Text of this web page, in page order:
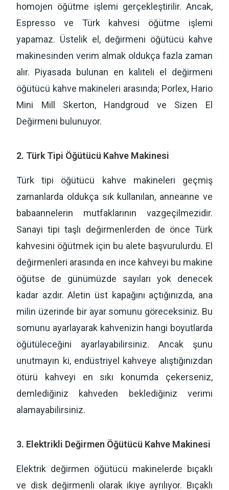
homojen öğütme işlemi gerçekleştirilir. Ancak,
Espresso ve Türk kahvesi öğütme işlemi
yapamaz. Üstelik el, değirmeni öğütücü kahve
makinesinden verim almak oldukça fazla zaman
alır. Piyasada bulunan en kaliteli el değirmeni
öğütücü kahve makineleri arasında; Porlex, Hario
Mini Mill Skerton, Handgroud ve Sizen El
Değirmeni bulunuyor.
2. Türk Tipi Öğütücü Kahve Makinesi
Türk tipi öğütücü kahve makineleri geçmiş
zamanlarda oldukça sık kullanılan, anneanne ve
babaannelerin mutfaklarının vazgeçilmezidir.
Sanayi tipi taşlı değirmenlerden de önce Türk
kahvesini öğütmek için bu alete başvurulurdu. El
değirmenleri arasında en ince kahveyi bu makine
öğütse de günümüzde sayıları yok denecek
kadar azdır. Aletin üst kapağını açtığınızda, ana
milin üzerinde bir ayar somunu göreceksiniz. Bu
somunu ayarlayarak kahvenizin hangi boyutlarda
öğütüleceğini ayarlayabilirsiniz. Ancak şunu
unutmayın ki, endüstriyel kahveye alıştığınızdan
ötürü kahveyi en sıkı konumda çekerseniz,
demlediğiniz kahveden beklediğiniz verimi
alamayabilirsiniz.
3. Elektrikli Değirmen Öğütücü Kahve Makinesi
Elektrik değirmen öğütücü makinelerde bıçaklı
ve disk değirmenli olarak ikiye ayrılıyor. Bıçaklı